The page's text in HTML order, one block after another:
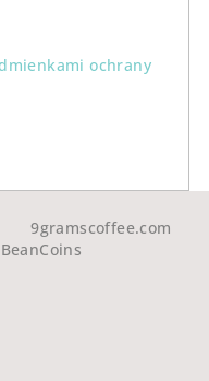
ochrany
9gramscoffee.com
BeanCoins